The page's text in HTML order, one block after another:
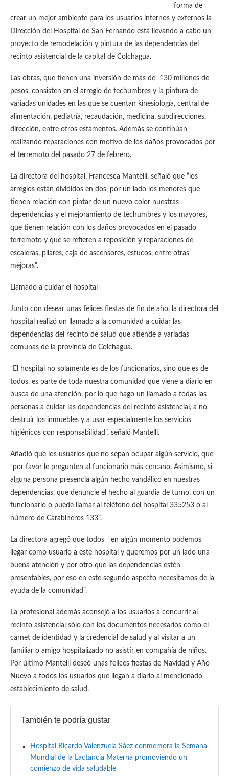
forma de
crear un mejor ambiente para los usuarios internos y externos la
Dirección del Hospital de San Fernando está llevando a cabo un
proyecto de remodelación y pintura de las dependencias del
recinto asistencial de la capital de Colchagua.
Las obras, que tienen una inversión de más de 130 millones de
pesos, consisten en el arreglo de techumbres y la pintura de
variadas unidades en las que se cuentan kinesiología, central de
alimentación, pediatría, recaudación, medicina, subdirecciones,
dirección, entre otros estamentos. Además se continúan
realizando reparaciones con motivo de los daños provocados por
el terremoto del pasado 27 de febrero.
La directora del hospital, Francesca Mantelli, señaló que “los
arreglos están divididos en dos, por un lado los menores que
tienen relación con pintar de un nuevo color nuestras
dependencias y el mejoramiento de techumbres y los mayores,
que tienen relación con los daños provocados en el pasado
terremoto y que se refieren a reposición y reparaciones de
escaleras, pilares, caja de ascensores, estucos, entre otras
mejoras”.
Llamado a cuidar el hospital
Junto con desear unas felices fiestas de fin de año, la directora del
hospital realizó un llamado a la comunidad a cuidar las
dependencias del recinto de salud que atiende a variadas
comunas de la provincia de Colchagua.
“El hospital no solamente es de los funcionarios, sino que es de
todos, es parte de toda nuestra comunidad que viene a diario en
busca de una atención, por lo que hago un llamado a todas las
personas a cuidar las dependencias del recinto asistencial, a no
destruir los inmuebles y a usar especialmente los servicios
higiénicos con responsabilidad”, señaló Mantelli.
Añadió que los usuarios que no sepan ocupar algún servicio, que
“por favor le pregunten al funcionario más cercano. Asimismo, si
alguna persona presencia algún hecho vandálico en nuestras
dependencias, que denuncie el hecho al guardia de turno, con un
funcionario o puede llamar al teléfono del hospital 335253 o al
número de Carabineros 133”.
La directora agregó que todos “en algún momento podemos
llegar como usuario a este hospital y queremos por un lado una
buena atención y por otro que las dependencias estén
presentables, por eso en este segundo aspecto necesitamos de la
ayuda de la comunidad”.
La profesional además aconsejó a los usuarios a concurrir al
recinto asistencial sólo con los documentos necesarios como el
carnet de identidad y la credencial de salud y al visitar a un
familiar o amigo hospitalizado no asistir en compañía de niños.
Por último Mantelli deseó unas felices fiestas de Navidad y Año
Nuevo a todos los usuarios que llegan a diario al mencionado
establecimiento de salud.
También te podría gustar
Hospital Ricardo Valenzuela Sáez conmemora la Semana
Mundial de la Lactancia Materna promoviendo un
comienzo de vida saludable